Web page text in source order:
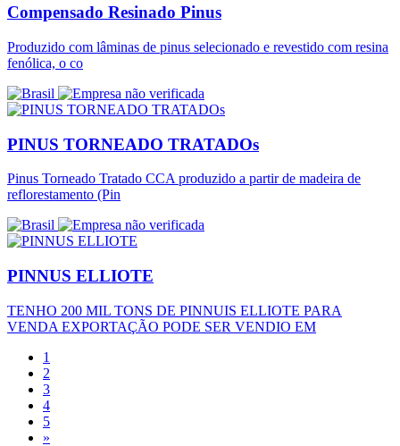
Compensado Resinado Pinus
Produzido com lâminas de pinus selecionado e revestido com resina
fenólica, o co
PINUS TORNEADO TRATADOs
Pinus Torneado Tratado CCA produzido a partir de madeira de
reflorestamento (Pin
PINNUS ELLIOTE
TENHO 200 MIL TONS DE PINNUIS ELLIOTE PARA
VENDA EXPORTAÇÃO PODE SER VENDIO EM
1
2
3
4
5
»